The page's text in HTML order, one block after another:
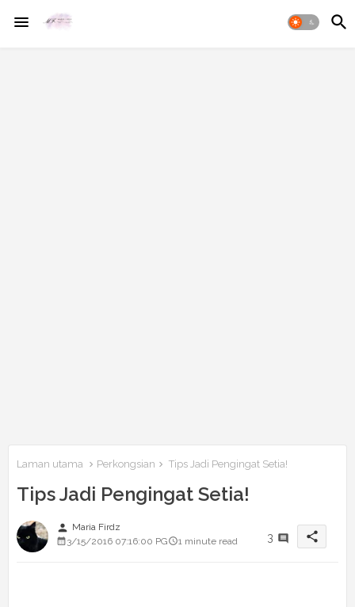
Laman utama Perkongsian Tips Jadi Pengingat Setia!
Tips Jadi Pengingat Setia!
person Maria Firdz
3/15/2016 07:16:00 PG
1 minute read 3 share